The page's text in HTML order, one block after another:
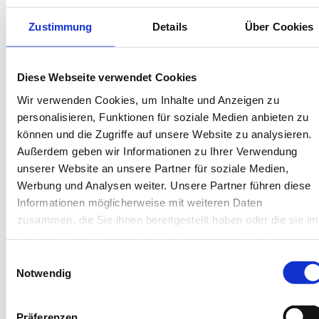
Zustimmung Details Über Cookies
Diese Webseite verwendet Cookies
Wir verwenden Cookies, um Inhalte und Anzeigen zu
personalisieren, Funktionen für soziale Medien anbieten zu
können und die Zugriffe auf unsere Website zu analysieren.
Außerdem geben wir Informationen zu Ihrer Verwendung
unserer Website an unsere Partner für soziale Medien,
Werbung und Analysen weiter. Unsere Partner führen diese
Informationen möglicherweise mit weiteren Daten
zusammen, die Sie ihnen bereitgestellt haben oder die sie im
Notwendig
Best-Preis-Garantie für Ihren Urlaub
Endreinigung inklusive
Gäste-App mit digitalen Bonusprogrammen
Deichstr. 17, 26757 Borkum
Objekt-Nr.: 4480001
Diese Unterkunft teilen: